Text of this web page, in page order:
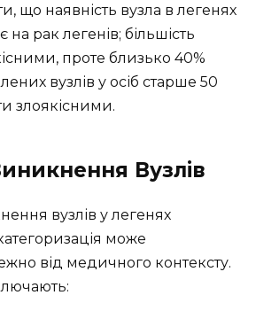
що наявність вузла в легенях
рак легенів; більшість
проте близько 40%
вузлів у осіб старше 50
злоякісними.
Вузлів
вузлів у легенях
категоризація може
від медичного контексту.